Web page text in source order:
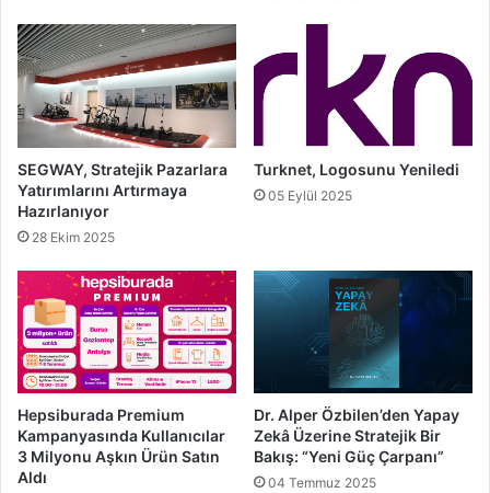
SEGWAY, Stratejik Pazarlara
Yatırımlarını Artırmaya
Hazırlanıyor
28 Ekim 2025
Turknet, Logosunu Yeniledi
05 Eylül 2025
Hepsiburada Premium
Kampanyasında Kullanıcılar
3 Milyonu Aşkın Ürün Satın
Aldı
Dr. Alper Özbilen’den Yapay
Zekâ Üzerine Stratejik Bir
Bakış: “Yeni Güç Çarpanı”
04 Temmuz 2025